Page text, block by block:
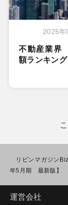
2025年
不動産業界
額ランキン
リビンマガジンBiz
年5月期 最新版】
運営会社